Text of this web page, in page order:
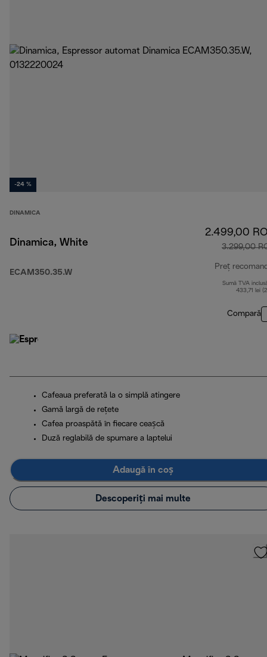
-24 %
DINAMICA
Dinamica, White
ECAM350.35.W
2.499,00
3.299,00
Preț
Sumă TVA
433,71 lei
Compară
Cafeaua preferată la o simplă atingere
Gamă largă de rețete
Cafea proaspătă în fiecare ceașcă
Duză reglabilă de spumare a laptelui
Adaugă în coș
Descoperiți mai multe